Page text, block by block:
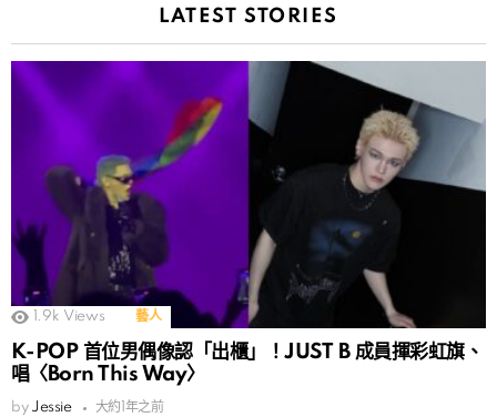
LATEST STORIES
1.9k Views 藝人
K-POP 首位男偶像認「出櫃」！JUST B 成員揮彩虹旗、
唱〈Born This Way〉
by Jessie 大約1年之前